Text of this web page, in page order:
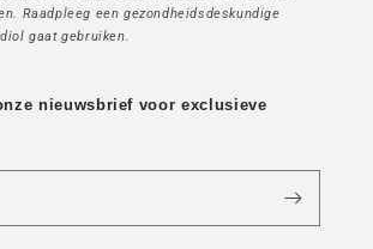
Raadpleeg een gezondheidsdeskundige
gaat gebruiken.
nieuwsbrief voor exclusieve